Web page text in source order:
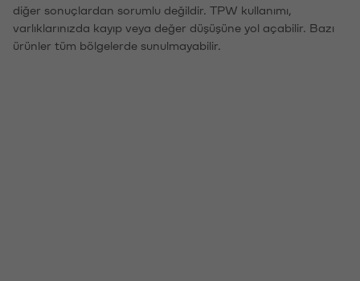
diğer sonuçlardan sorumlu değildir. TPW kullanımı,
varlıklarınızda kayıp veya değer düşüşüne yol açabilir. Bazı
ürünler tüm bölgelerde sunulmayabilir.